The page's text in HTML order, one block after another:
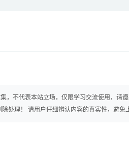
，不代表本站立场，仅限学习交流使用，请
处理！ 请用户仔细辨认内容的真实性，避免